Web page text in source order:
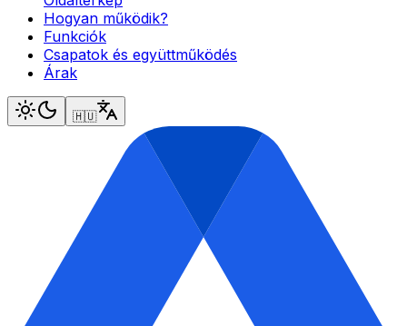
Hogyan működik?
Funkciók
Csapatok és együttműködés
Árak
🇭🇺